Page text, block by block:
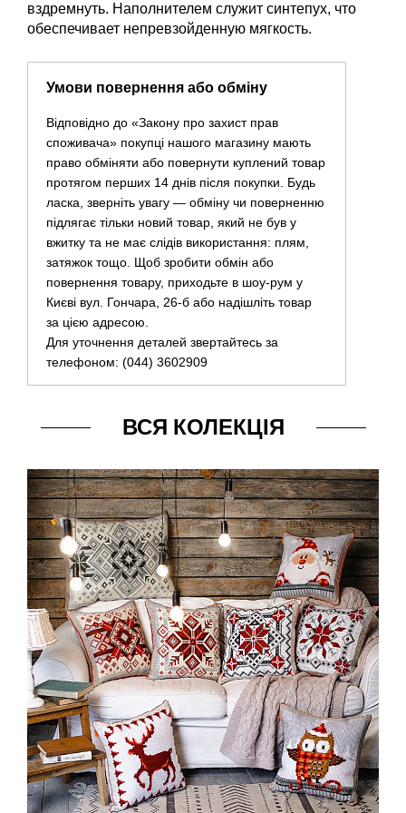
вздремнуть. Наполнителем служит синтепух, что
обеспечивает непревзойденную мягкость.
Умови повернення або обміну
Відповідно до «Закону про захист прав
споживача» покупці нашого магазину мають
право обміняти або повернути куплений товар
протягом перших 14 днів після покупки. Будь
ласка, зверніть увагу — обміну чи поверненню
підлягає тільки новий товар, який не був у
вжитку та не має слідів використання: плям,
затяжок тощо. Щоб зробити обмін або
повернення товару, приходьте в шоу-рум у
Києві вул. Гончара, 26-б або надішліть товар
за цією адресою.
Для уточнення деталей звертайтесь за
телефоном: (044) 3602909
ВСЯ КОЛЕКЦІЯ